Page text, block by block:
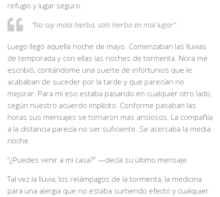
refugio y lugar seguro.
“No soy mala hierba, solo hierba en mal lugar”.
Luego llegó aquella noche de mayo. Comenzaban las lluvias
de temporada y con ellas las noches de tormenta. Nora me
escribió, contándome una suerte de infortunios que le
acababan de suceder por la tarde y que parecían no
mejorar. Para mí eso estaba pasando en cualquier otro lado,
según nuestro acuerdo implícito. Conforme pasaban las
horas sus mensajes se tornaron más ansiosos. La compañía
a la distancia parecía no ser suficiente. Se acercaba la media
noche.
“¿Puedes venir a mi casa?” —decía su último mensaje.
Tal vez la lluvia, los relámpagos de la tormenta, la medicina
para una alergia que no estaba surtiendo efecto y cualquier